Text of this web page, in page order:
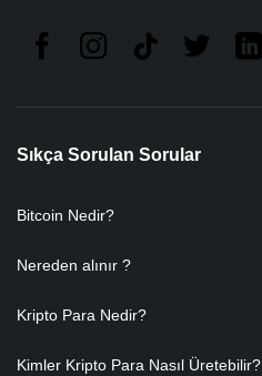
Sıkça Sorulan Sorular
Bitcoin Nedir?
Nereden alınır ?
Kripto Para Nedir?
Kimler Kripto Para Nasıl Üretebilir?